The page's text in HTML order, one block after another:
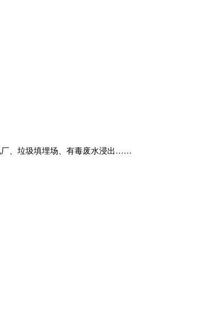
厂、垃圾填埋场、有毒废水浸出……